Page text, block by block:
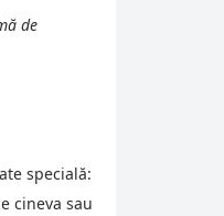
de
specială:
cineva sau